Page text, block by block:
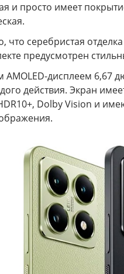
и просто имеет
серебристая
предусмотрен
дисплеем 6,67
действия. Экран
Dolby Vision и